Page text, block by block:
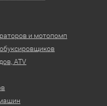
и мотопомп
ATV